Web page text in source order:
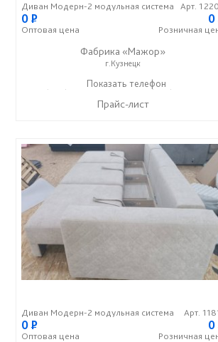
Диван Модерн-2 модульная система Арт.
0P
Оптовая цена
0
Розничная
Фабрика «Мажор»
г.Кузнецк
+7 (999) 611-98-99 ☎+7 (999) 610-99-95
Показать телефон
Прайс-лист
Диван Модерн-2 модульная система Арт.
0P
Оптовая цена
0
Розничная